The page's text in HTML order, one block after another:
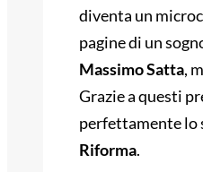
diventa un
pagine di un
Massimo Satta,
Grazie a questi
perfettamente lo
Riforma.